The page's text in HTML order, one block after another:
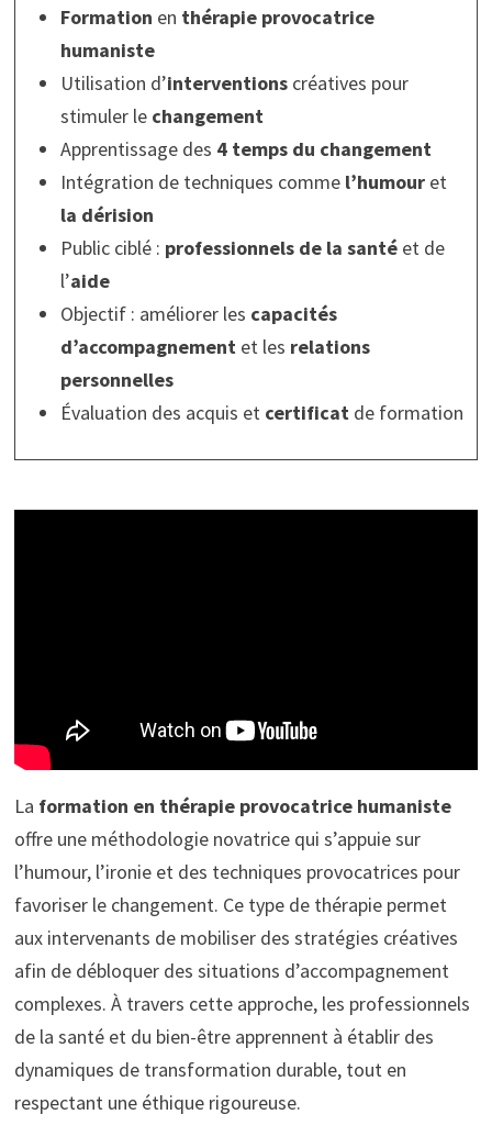
Formation en thérapie provocatrice
humaniste
Utilisation d’interventionscréatives pour
stimuler le changement
Apprentissage des 4 temps du changement
Intégration de techniques comme l’humouret
la dérision
Public ciblé : professionnels de la santéet de
l’aide
Objectif : améliorer les capacités
d’accompagnementet les relations
personnelles
Évaluation des acquis et certificatde formation
La formation en thérapie provocatrice humaniste
offre une méthodologie novatrice qui s’appuie sur
l’humour, l’ironie et des techniques provocatrices pour
favoriser le changement. Ce type de thérapie permet
aux intervenants de mobiliser des stratégies créatives
afin de débloquer des situations d’accompagnement
complexes. À travers cette approche, les professionnels
de la santé et du bien-être apprennent à établir des
dynamiques de transformation durable, tout en
respectant une éthique rigoureuse.